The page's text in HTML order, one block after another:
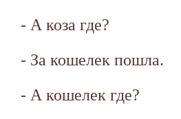
- А коза где?
- За кошелек пошла.
- А кошелек где?